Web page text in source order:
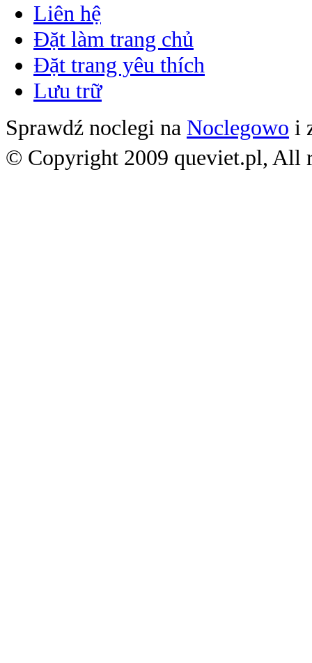
Liên hệ
Đặt làm trang chủ
Đặt trang yêu thích
Lưu trữ
Sprawdź noclegi na Noclegowo i
© Copyright 2009 queviet.pl, All